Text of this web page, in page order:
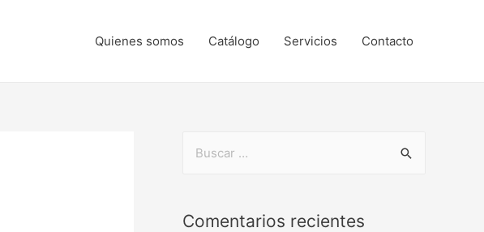
Quienes somos Catálogo Servicios Contacto
Comentarios recientes